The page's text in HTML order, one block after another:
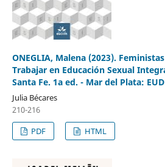
ONEGLIA, Malena (2023).
Trabajar en Educación Sexual
Santa Fe. 1a ed. - Mar del Plata:
Julia Bécares
210-216
PDF
HTML